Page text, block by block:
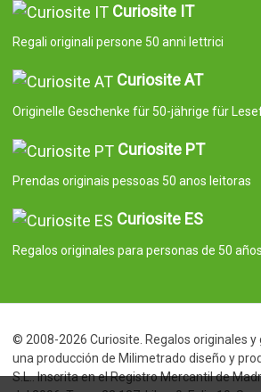
Curiosite IT
Regali originali persone 50 anni lettrici
Curiosite AT
Originelle Geschenke für 50-jährige für
Curiosite PT
Prendas originais pessoas 50 anos leitoras
Curiosite ES
Regalos originales para personas de 50
© 2008-2026 Curiosite. Regalos originales y
una producción de Milimetrado diseño y
S.L.. Inscrita en el Registro Mercantil de